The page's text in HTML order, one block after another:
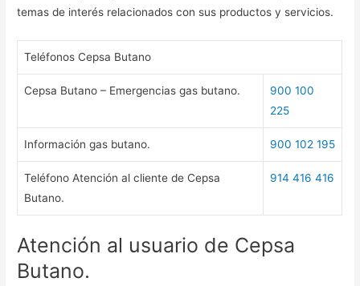
temas de interés relacionados con sus productos y servicios.
Teléfonos Cepsa Butano
Cepsa Butano – Emergencias gas butano.
900 100
225
Información gas butano. 900 102 195
Teléfono Atención al cliente de Cepsa
Butano.
914 416 416
Atención al usuario de Cepsa
Butano.